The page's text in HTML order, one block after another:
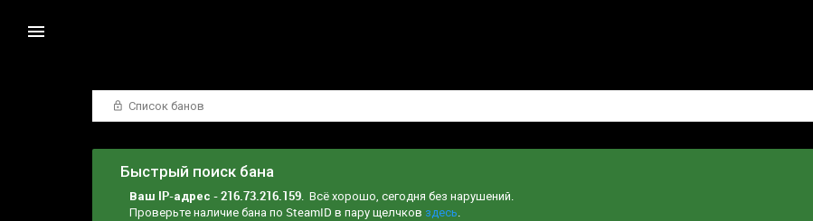
Список банов
Быстрый поиск бана
Ваш IP-адрес - 216.73.216.159. Всё хорошо, сегодня без нарушений.
Проверьте наличие бана по SteamID в пару щелчков здесь.